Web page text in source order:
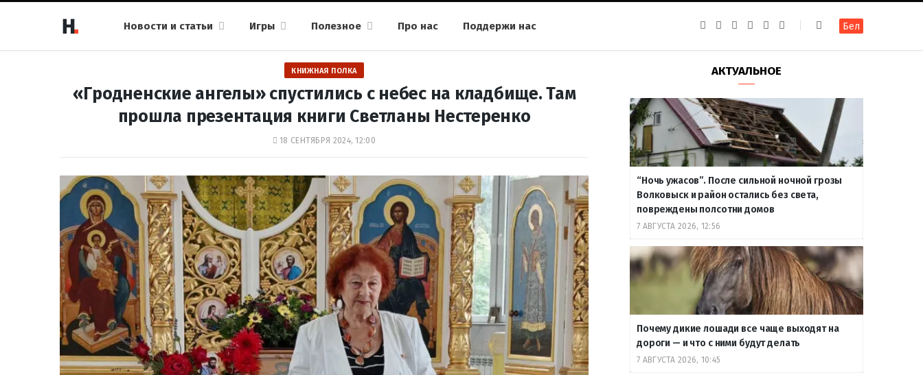
Новости и статьи Игры Полезное Про нас Поддержи нас
k
a
g
a
m
g
r
a
m
u
b
т
е
Бел
КНИЖНАЯ ПОЛКА
«Гродненские ангелы» спустились с небес на кладбище. Там
прошла презентация книги Светланы Нестеренко
18 СЕНТЯБРЯ 2024, 12:00
АКТУАЛЬНОЕ
“Ночь ужасов”. После сильной ночной грозы
Волковыск и район остались без света,
повреждены полсотни домов
7 АВГУСТА 2026, 12:56
Почему дикие лошади все чаще выходят на
дороги — и что с ними будут делать
7 АВГУСТА 2026, 10:45